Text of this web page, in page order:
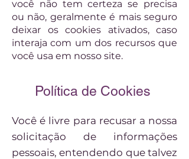
você não tem certeza se precisa
ou não, geralmente é mais seguro
deixar os cookies ativados, caso
interaja com um dos recursos que
você usa em nosso site.
Política de Cookies
Você é livre para recusar a nossa
solicitação de informações
pessoais, entendendo que talvez